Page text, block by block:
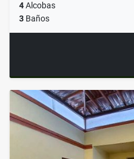
4Alcobas
3 Baños